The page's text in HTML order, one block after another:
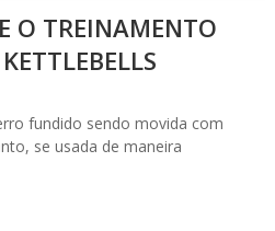
O TREINAMENTO
fundido sendo movida com
se usada de maneira